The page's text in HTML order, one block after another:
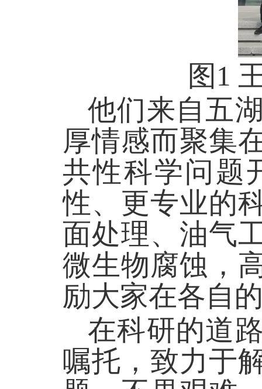
图 1
他们来自五
厚情感而聚集
共性科学问题
性、更专业的
面处理、油气
微生物腐蚀，
励大家在各自
在科研的道
嘱托，致力于